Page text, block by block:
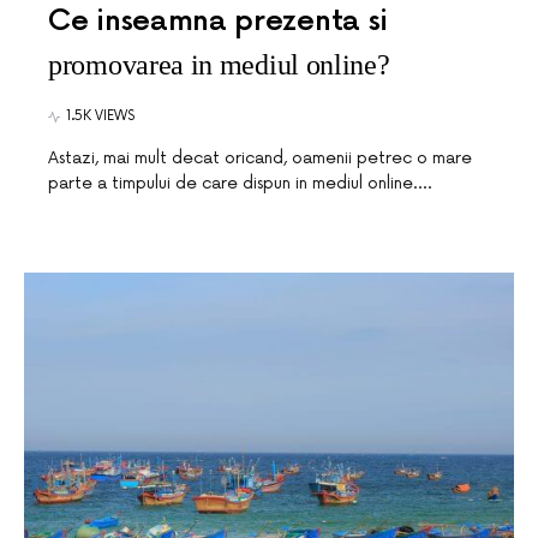
Ce inseamna prezenta si
promovarea in mediul online?
1.5K VIEWS
Astazi, mai mult decat oricand, oamenii petrec o mare
parte a timpului de care dispun in mediul online.…